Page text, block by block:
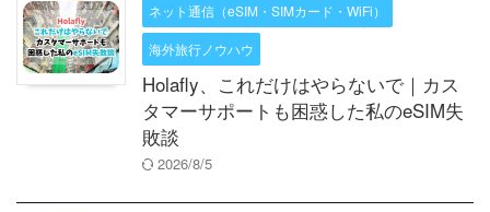
ネット通信（eSIM・SIMカード・WiFi）
海外旅行ノウハウ
Holafly、これだけはやらないで｜カス
タマーサポートも困惑した私のeSIM失
敗談
2026/8/5